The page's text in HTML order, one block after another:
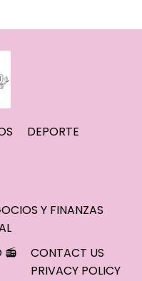
DEPORTE
Y FINANZAS
📻
CONTACT US
PRIVACY POLICY